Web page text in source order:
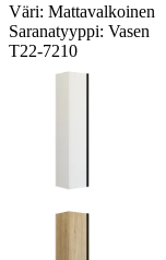
Väri: Mattavalkoinen
Saranatyyppi: Vasen
T22-7210